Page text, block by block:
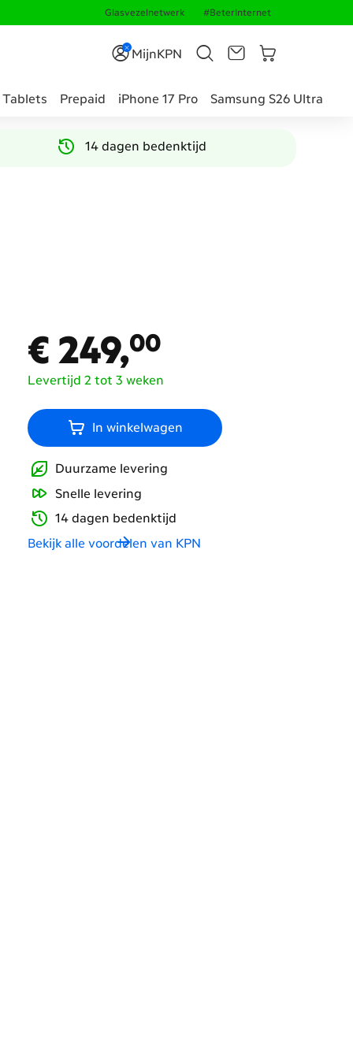
Glasvezelnetwerk #BeterInternet
MijnKPN
Tablets Prepaid iPhone 17 Pro
Samsung S26 Ultra
14 dagen bedenktijd
€ 249,
€ 249,00
00
Levertijd 2 tot 3 weken
In winkelwagen
Duurzame levering
Snelle levering
14 dagen bedenktijd
Bekijk alle voordelen van KPN